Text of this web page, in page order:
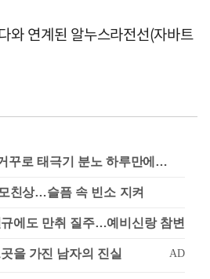
와 연계된 알누스라전선(자바트
꾸로 태극기 분노 하루만에…
친상…슬픔 속 빈소 지켜
에도 만취 질주…예비신랑 참변